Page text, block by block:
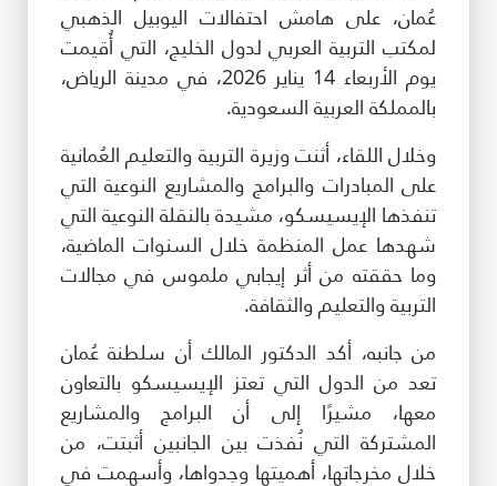
الدعم والتبرع
©حقوق الطبع والنشر للإيسيسكو. جميع الحقوق محفوظة.
سياسة الخصوصية
حقوق النسخ
إخلاء المسؤولية
سياسة وإجراءات أمن نظم المعلومات
سياسة وإجراءات الذكاء الاصطناعي
عُمان، على هامش احتفالات اليوبيل الذهبي
لمكتب التربية العربي لدول الخليج، التي أُقيمت
يوم الأربعاء 14 يناير 2026، في مدينة الرياض،
بالمملكة العربية السعودية.
وخلال اللقاء، أثنت وزيرة التربية والتعليم العُمانية
على المبادرات والبرامج والمشاريع النوعية التي
تنفذها الإيسيسكو، مشيدة بالنقلة النوعية التي
شهدها عمل المنظمة خلال السنوات الماضية،
وما حققته من أثر إيجابي ملموس في مجالات
التربية والتعليم والثقافة.
من جانبه، أكد الدكتور المالك أن سلطنة عُمان
تعد من الدول التي تعتز الإيسيسكو بالتعاون
معها، مشيرًا إلى أن البرامج والمشاريع
المشتركة التي نُفذت بين الجانبين أثبتت، من
خلال مخرجاتها، أهميتها وجدواها، وأسهمت في